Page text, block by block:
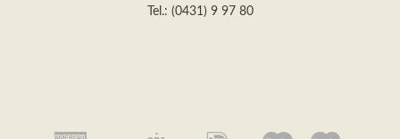
Tel.: (0431) 9 97 80